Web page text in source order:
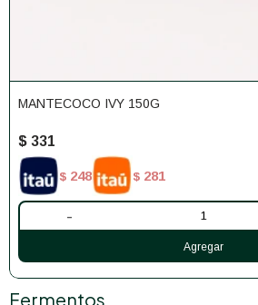
MANTECOCO IVY 150G
$ 331
$ 248 $ 281
-
Fermentos